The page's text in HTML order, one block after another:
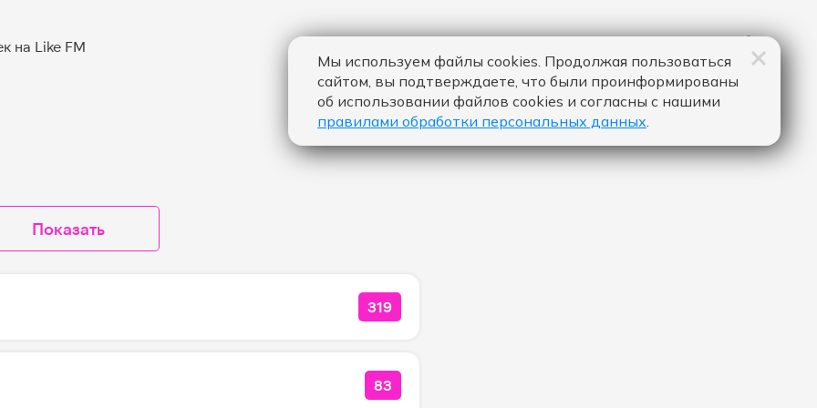
Показать
КОЛИЧЕСТВО ЛАЙКОВ ЗА "ORDINARY - ALEX WARREN":
319
КОЛИЧЕСТВО ЛАЙКОВ ЗА "ГОРОД АНГЕЛОВ - МОЯ
83
Мы используем файлы cookies. Продолжая пользоваться
сайтом, вы подтверждаете, что были проинформированы
об использовании файлов cookies и согласны с нашими
правилами обработки персональных данных.